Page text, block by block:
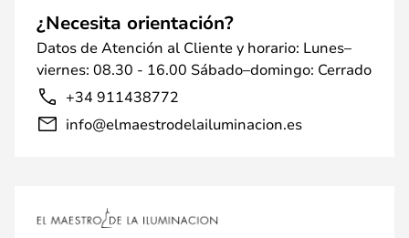
¿Necesita orientación?
Datos de Atención al Cliente y horario: Lunes–
viernes: 08.30 - 16.00 Sábado–domingo: Cerrado
+34 911438772
info@elmaestrodelailuminacion.es